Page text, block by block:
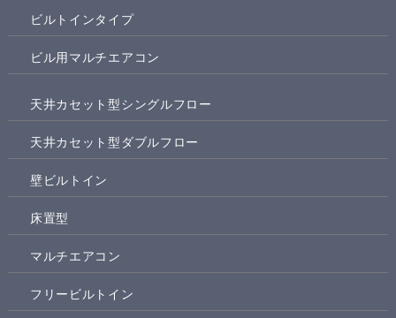
ビルトインタイプ
ビル用マルチエアコン
天井カセット型シングルフロー
天井カセット型ダブルフロー
壁ビルトイン
床置型
マルチエアコン
フリービルトイン